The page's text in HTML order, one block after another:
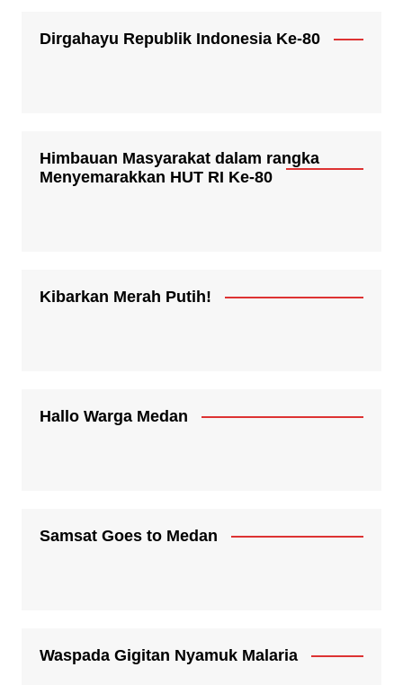
Dirgahayu Republik Indonesia Ke-80
Himbauan Masyarakat dalam rangka
Menyemarakkan HUT RI Ke-80
Kibarkan Merah Putih!
Hallo Warga Medan
Samsat Goes to Medan
Waspada Gigitan Nyamuk Malaria